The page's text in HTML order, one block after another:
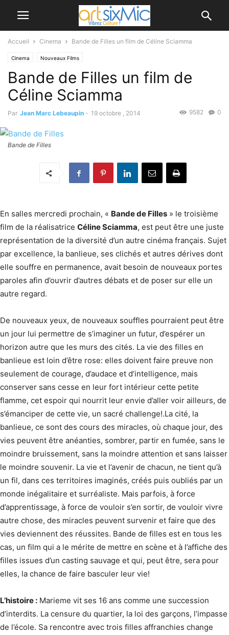
Accueil Cinema Bande de Filles un film de Céline Sciamma
Cinema Nouveaux Films
Bande de Filles un film de
Céline Sciamma
Par Jean Marc Lebeaupin - 19 octobre , 2014 0
9582
Bande de Filles
En salles mercredi prochain, « Bande de Filles » le troisième
film de la réalisatrice Céline Sciamma, est peut être une juste
représentation de la diversité d’un autre cinéma français. Sujet
par excellence, la banlieue, ses clichés et autres dérives dont
elle souffre en permanence, avait besoin de nouveaux portes
paroles afin d’ouvrir d’autres débats et de poser sur elle un
autre regard.
De nouveaux yeux, de nouveaux souffles pourraient peut être
un jour lui permettre de s’imaginer un futur, d’espérer un
horizon autre que les murs des cités. La vie des filles en
banlieue est loin d’être rose: elles doivent faire preuve non
seulement de courage, d’audace et d’intelligence, mais
conserver sans cesse en leur fort intérieur cette petite
flamme, cet espoir qui nourrit leur envie d’aller voir ailleurs, de
s’émanciper de cette vie, un sacré challenge!.La cité, la
banlieue, ce sont des cours des miracles, où chaque jour, des
vies peuvent être anéanties, sombrer, partir en fumée, sans le
moindre bruissement, sans la moindre attention et sans laisser
le moindre souvenir. La vie et l’avenir de chacun, ne tient qu’à
un fil, dans ces territoires imaginés, créés puis oubliés par un
monde inégalitaire et surréaliste. Mais parfois, à force
d’apprentissage, à force de vouloir s’en sortir, de vouloir vivre
autre chose, des miracles peuvent survenir et faire que des
vies deviennent des réussites. Bande de filles est en tous les
cas, un film qui a le mérite de mettre en scène et à l’affiche des
filles issues d’un casting sauvage et qui, peut être, sera pour
elles, la chance de faire basculer leur vie!
L’histoire : Marieme vit ses 16 ans comme une succession
d’interdits. La censure du quartier, la loi des garçons, l’impasse
de l’école. Sa rencontre avec trois filles affranchies change